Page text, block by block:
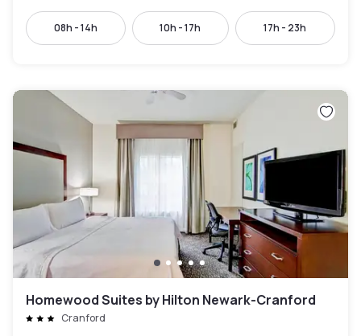
08h - 14h 10h - 17h 17h - 23h
Homewood Suites by Hilton Newark-Cranford
Cranford